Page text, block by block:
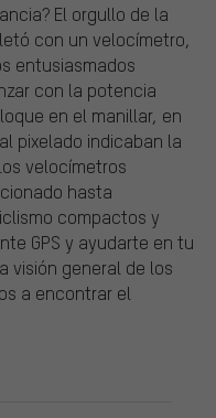
El orgullo de la
con un velocímetro,
entusiasmados
con la potencia
en el manillar, en
pixelado indicaban la
velocímetros
hasta
compactos y
GPS y ayudarte en tu
visión general de los
a encontrar el